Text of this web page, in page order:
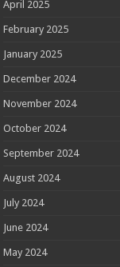
April 2025
February 2025
January 2025
December 2024
November 2024
October 2024
September 2024
August 2024
July 2024
June 2024
May 2024